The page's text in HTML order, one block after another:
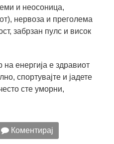
и неосоница,
нервоза и преголема
забрзан пулс и висок
на енергија е здравиот
спортувајте и јадете
сте уморни,
Коментирај